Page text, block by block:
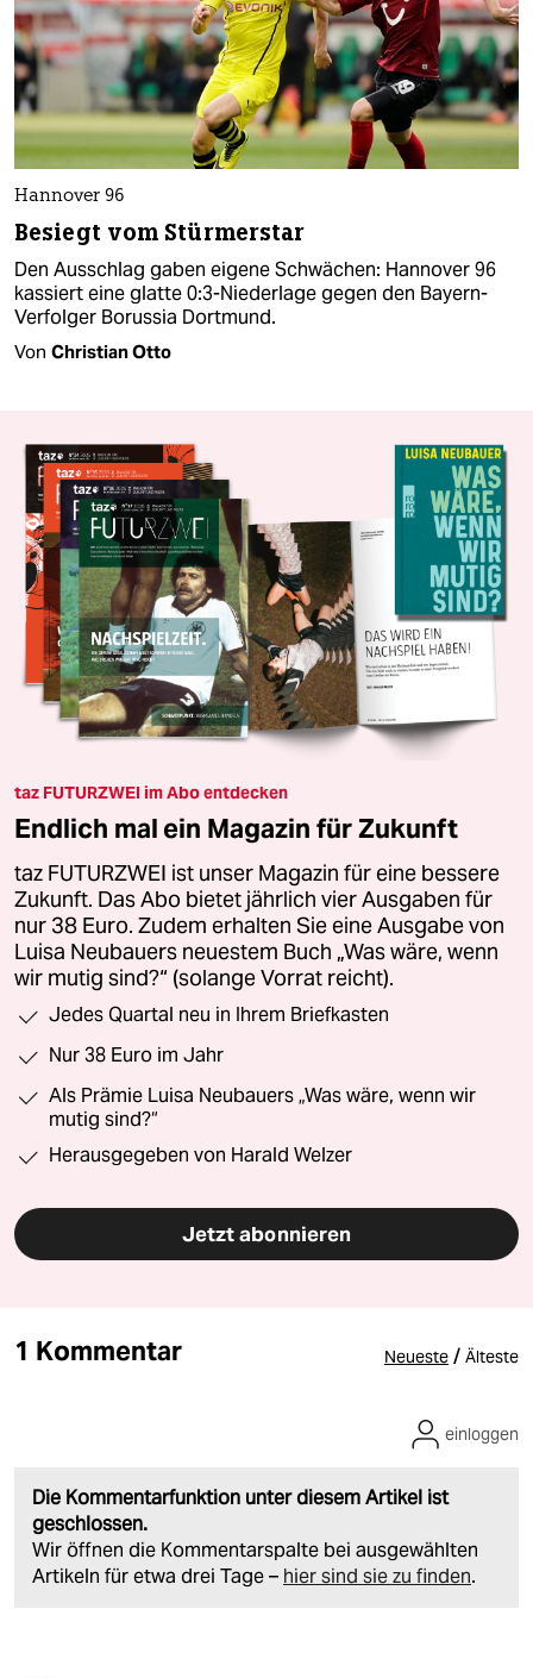
Hannover 96
Besiegt vom Stürmerstar
Den Ausschlag gaben eigene Schwächen: Hannover 96
kassiert eine glatte 0:3-Niederlage gegen den Bayern-
Verfolger Borussia Dortmund.
Von Christian Otto
taz FUTURZWEI im Abo entdecken
Endlich mal ein Magazin für Zukunft
taz FUTURZWEI ist unser Magazin für eine bessere
Zukunft. Das Abo bietet jährlich vier Ausgaben für
nur 38 Euro. Zudem erhalten Sie eine Ausgabe von
Luisa Neubauers neuestem Buch „Was wäre, wenn
wir mutig sind?“ (solange Vorrat reicht).
Jedes Quartal neu in Ihrem Briefkasten
Nur 38 Euro im Jahr
Als Prämie Luisa Neubauers „Was wäre, wenn wir
mutig sind?“
Herausgegeben von Harald Welzer
Jetzt abonnieren
1 Kommentar Neueste / Älteste
Die Kommentarfunktion unter diesem Artikel ist
geschlossen.
Wir öffnen die Kommentarspalte bei ausgewählten
Artikeln für etwa drei Tage – hier sind sie zu finden.
einloggen